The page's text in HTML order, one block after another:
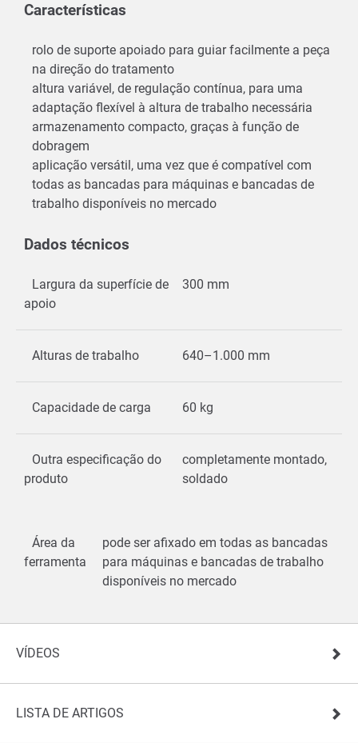
Características
rolo de suporte apoiado para guiar facilmente a peça
na direção do tratamento
altura variável, de regulação contínua, para uma
adaptação flexível à altura de trabalho necessária
armazenamento compacto, graças à função de
dobragem
aplicação versátil, uma vez que é compatível com
todas as bancadas para máquinas e bancadas de
trabalho disponíveis no mercado
Dados técnicos
Largura da superfície de
apoio
300 mm
Alturas de trabalho 640–1.000 mm
Capacidade de carga 60 kg
Outra especificação do
produto
completamente montado,
soldado
Área da
ferramenta
pode ser afixado em todas as bancadas
para máquinas e bancadas de trabalho
disponíveis no mercado
VÍDEOS
LISTA DE ARTIGOS